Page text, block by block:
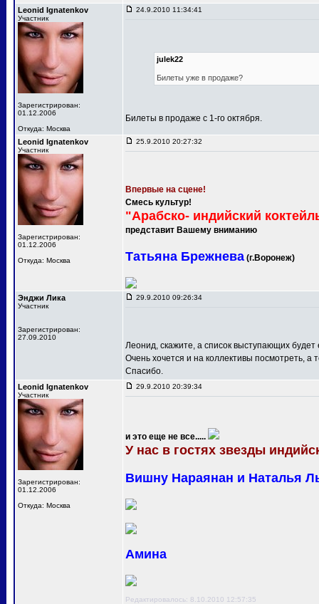
Leonid Ignatenkov
Участник
Зарегистрирован:
01.12.2006
Откуда: Москва
24.9.2010 11:34:41
julek22
Билеты уже в продаже?
Билеты в продаже с 1-го октября.
Leonid Ignatenkov
Участник
Зарегистрирован:
01.12.2006
Откуда: Москва
25.9.2010 20:27:32
Впервые на сцене!
Смесь культур!
"Арабско- индийский
представит Вашему вниманию
Татьяна Брежнева (г.Воронеж)
Энджи Лика
Участник
Зарегистрирован:
27.09.2010
29.9.2010 09:26:34
Леонид, скажите, а список выступающих
Очень хочется и на коллективы посмотреть, а
Спасибо.
Leonid Ignatenkov
Участник
Зарегистрирован:
01.12.2006
Откуда: Москва
29.9.2010 20:39:34
и это еще не все.....
У нас в гостях звезды
Вишну Нараянан и Наталья
Амина
Редактировалось: 8.10.2010 12:57:35